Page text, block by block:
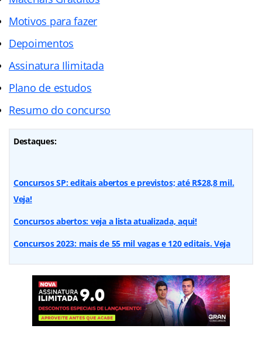
Motivos para fazer
Depoimentos
Assinatura Ilimitada
Plano de estudos
Resumo do concurso
Destaques:
Concursos SP: editais abertos e previstos; até R$28,8 mil.
Veja!
Concursos abertos: veja a lista atualizada, aqui!
Concursos 2023: mais de 55 mil vagas e 120 editais. Veja